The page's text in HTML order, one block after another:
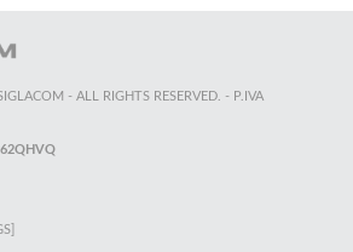
- ALL RIGHTS RESERVED. - P.IVA